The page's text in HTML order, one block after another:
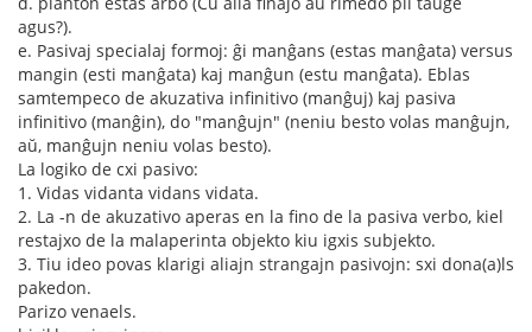
agus?).
e. Pasivaj specialaj formoj: ĝi manĝans (estas manĝata) versus
mangin (esti manĝata) kaj manĝun (estu manĝata). Eblas
samtempeco de akuzativa infinitivo (manĝuj) kaj pasiva
infinitivo (manĝin), do "manĝujn" (neniu besto volas manĝujn,
aŭ, manĝujn neniu volas besto).
La logiko de cxi pasivo:
1. Vidas vidanta vidans vidata.
2. La -n de akuzativo aperas en la fino de la pasiva verbo, kiel
restajxo de la malaperinta objekto kiu igxis subjekto.
3. Tiu ideo povas klarigi aliajn strangajn pasivojn: sxi dona(a)ls
pakedon.
Parizo venaels.